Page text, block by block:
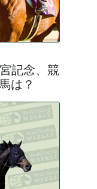
記念、競
は？